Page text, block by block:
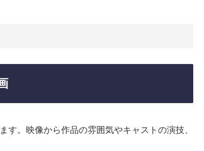
す。映像から作品の雰囲気やキャストの演技、